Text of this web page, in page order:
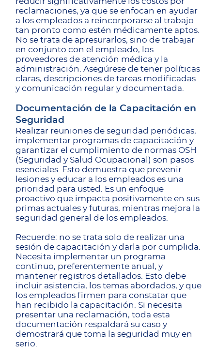
reclamaciones, ya que se enfocan en ayudar
a los empleados a reincorporarse al trabajo
tan pronto como estén médicamente aptos.
No se trata de apresurarlos, sino de trabajar
en conjunto con el empleado, los
proveedores de atención médica y la
administración. Asegúrese de tener políticas
claras, descripciones de tareas modificadas
y comunicación regular y documentada.
Documentación de la Capacitación en
Seguridad
Realizar reuniones de seguridad periódicas,
implementar programas de capacitación y
garantizar el cumplimiento de normas OSH
(Seguridad y Salud Ocupacional) son pasos
esenciales. Esto demuestra que prevenir
lesiones y educar a los empleados es una
prioridad para usted. Es un enfoque
proactivo que impacta positivamente en sus
primas actuales y futuras, mientras mejora la
seguridad general de los empleados.
Recuerde: no se trata solo de realizar una
sesión de capacitación y darla por cumplida.
Necesita implementar un programa
continuo, preferentemente anual, y
mantener registros detallados. Esto debe
incluir asistencia, los temas abordados, y que
los empleados firmen para constatar que
han recibido la capacitación. Si necesita
presentar una reclamación, toda esta
documentación respaldará su caso y
demostrará que toma la seguridad muy en
serio.